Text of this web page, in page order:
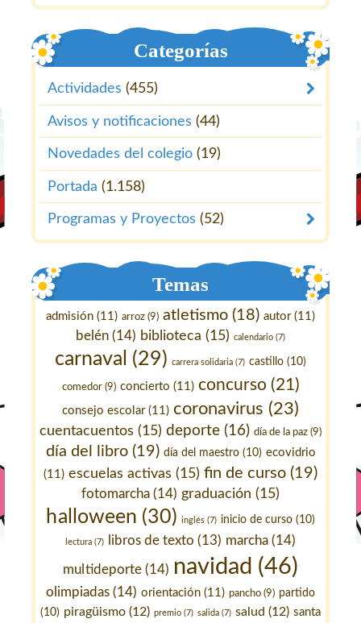
Categorías
Actividades (455)
Avisos y notificaciones (44)
Novedades del colegio (19)
Portada (1.158)
Programas y Proyectos (52)
Temas
admisión (11) arroz (9) atletismo (18) autor(11)
belén (14) biblioteca (15) calendario (7)
carnaval (29) carrera solidaria (7) castillo (10)
comedor(9) concierto (11) concurso (21)
consejo escolar(11) coronavirus (23)
cuentacuentos (15) deporte (16) día de la paz (9)
día del libro(19) día del maestro(10) ecovidrio
(11) escuelas activas (15) fin de curso (19)
fotomarcha (14) graduación (15)
halloween (30) inglés(7) inicio de curso(10)
lectura (7) libros de texto (13) marcha (14)
multideporte(14) navidad (46)
olimpiadas (14) orientación (11) pancho (9) partido
(10) piragüismo (12) premio (7) salida (7) salud (12) santa